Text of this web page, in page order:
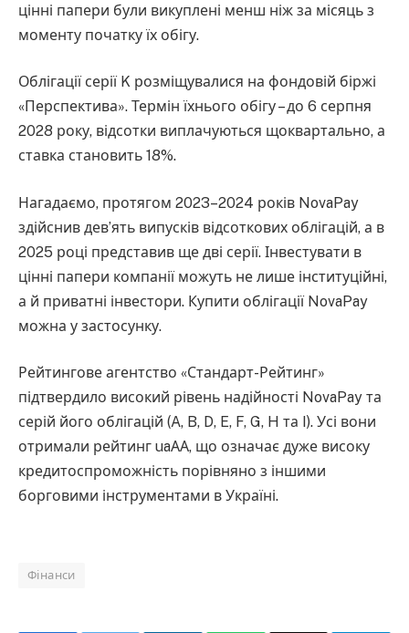
цінні папери були викуплені менш ніж за місяць з
моменту початку їх обігу.
Облігації серії K розміщувалися на фондовій біржі
«Перспектива». Термін їхнього обігу – до 6 серпня
2028 року, відсотки виплачуються щоквартально, а
ставка становить 18%.
Нагадаємо, протягом 2023–2024 років NovaPay
здійснив дев’ять випусків відсоткових облігацій, а в
2025 році представив ще дві серії. Інвестувати в
цінні папери компанії можуть не лише інституційні,
а й приватні інвестори. Купити облігації NovaPay
можна у застосунку.
Рейтингове агентство «Стандарт-Рейтинг»
підтвердило високий рівень надійності NovaPay та
серій його облігацій (A, B, D, E, F, G, H та I). Усі вони
отримали рейтинг uaАА, що означає дуже високу
кредитоспроможність порівняно з іншими
борговими інструментами в Україні.
Фінанси